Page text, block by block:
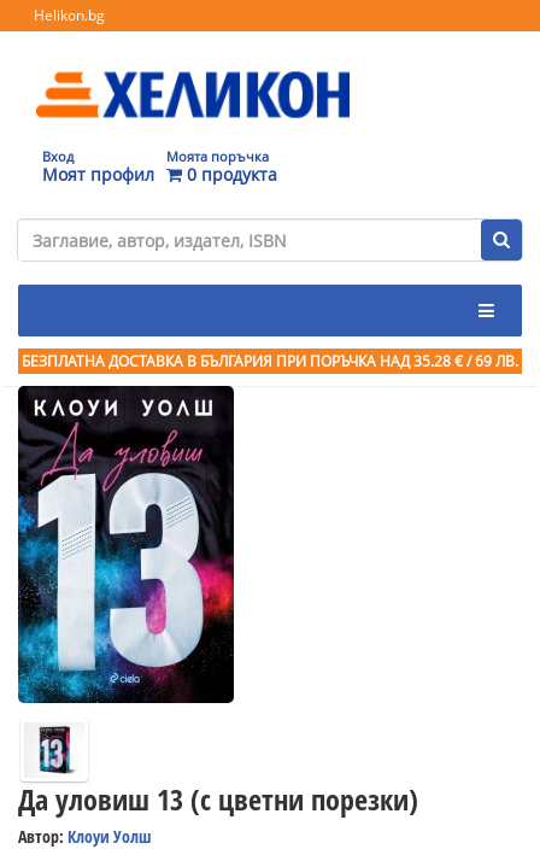
Helikon.bg
Вход
Моят профил
Моята поръчка
0 продукта
БЕЗПЛАТНА ДОСТАВКА В БЪЛГАРИЯ ПРИ ПОРЪЧКА НАД 35.28 € / 69 ЛВ.
Да уловиш 13 (с цветни порезки)
Автор: Клоуи Уолш